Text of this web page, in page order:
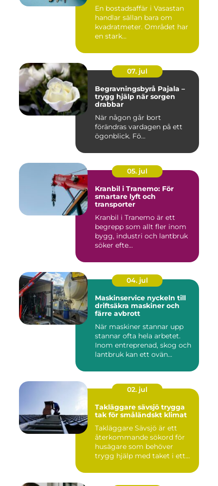
En bostadsaffär i Vasastan
handlar sällan bara om
kvadratmeter. Området har
en stark...
07. jul
Begravningsbyrå Pajala –
trygg hjälp när sorgen
drabbar
När någon går bort
förändras vardagen på ett
ögonblick. Fö...
05. jul
Kranbil i Tranemo: För
smartare lyft och
transporter
Kranbil i Tranemo är ett
begrepp som allt fler inom
bygg, industri och lantbruk
söker efte...
04. jul
Maskinservice nyckeln till
driftsäkra maskiner och
färre avbrott
När maskiner stannar upp
stannar ofta hela arbetet.
Inom entreprenad, skog och
lantbruk kan ett ovän...
02. jul
Takläggare sävsjö trygga
tak för småländskt klimat
Takläggare Sävsjö är ett
återkommande sökord för
husägare som behöver
trygg hjälp med taket i ett